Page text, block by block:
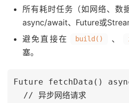
所有耗时任务（如网络、数
async/await、Future或
避免直接在
build() 、
塞。
Future fetchData()
  // 异步网络请求